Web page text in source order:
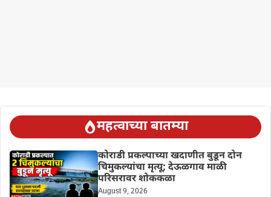
महत्वाच्या बातम्या
कोराडी प्रकल्पाच्या खदाणीत बुडून दोन
चिमुकल्यांचा मृत्यू; देऊळगाव माळी
परिसरावर शोककळा
August 9, 2026